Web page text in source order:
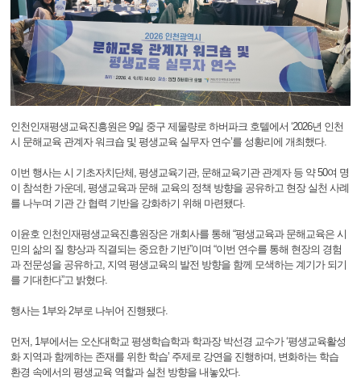
인천인재평생교육진흥원은 9일 중구 제물량로 하버파크 호텔에서 ‘2026년 인천
시 문해교육 관계자 워크숍 및 평생교육 실무자 연수’를 성황리에 개최했다.
이번 행사는 시 기초자치단체, 평생교육기관, 문해교육기관 관계자 등 약 50여 명
이 참석한 가운데, 평생교육과 문해 교육의 정책 방향을 공유하고 현장 실천 사례
를 나누며 기관 간 협력 기반을 강화하기 위해 마련됐다.
이윤호 인천인재평생교육진흥원장은 개회사를 통해 “평생교육과 문해교육은 시
민의 삶의 질 향상과 직결되는 중요한 기반”이며 “이번 연수를 통해 현장의 경험
과 전문성을 공유하고, 지역 평생교육의 발전 방향을 함께 모색하는 계기가 되기
를 기대한다”고 밝혔다.
행사는 1부와 2부로 나뉘어 진행됐다.
먼저, 1부에서는 오산대학교 평생학습학과 학과장 박선경 교수가 ‘평생교육활성
화 지역과 함께하는 존재를 위한 학습’ 주제로 강연을 진행하며, 변화하는 학습
환경 속에서의 평생교육 역할과 실천 방향을 내놓았다.